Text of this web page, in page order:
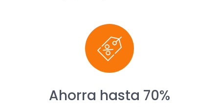
Ahorra hasta 70%